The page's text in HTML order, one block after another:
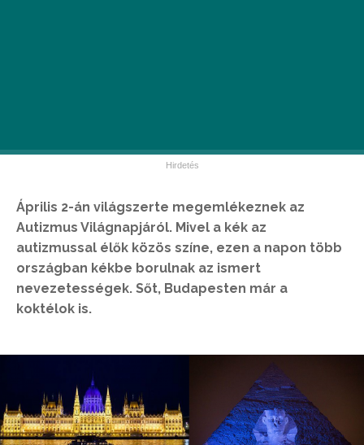
Április 2-án világszerte megemlékeznek az
Autizmus Világnapjáról. Mivel a kék az
autizmussal élők közös színe, ezen a napon több
országban kékbe borulnak az ismert
nevezetességek. Sőt, Budapesten már a
koktélok is.